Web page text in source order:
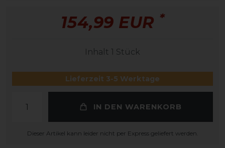
154,99 EUR *
Inhalt 1 Stück
Lieferzeit 3-5 Werktage
IN DEN WARENKORB
Dieser Artikel kann leider nicht per Express geliefert werden.